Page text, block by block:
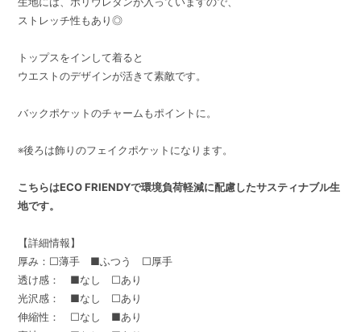
ストレッチ性もあり◎
トップスをインして着ると
ウエストのデザインが活きて素敵です。
バックポケットのチャームもポイントに。
※後ろは飾りのフェイクポケットになります。
こちらはECO FRIENDYで環境負荷軽減に配慮したサスティナブル生
地です。
【詳細情報】
厚み：□薄手 ■ふつう □厚手
透け感： ■なし □あり
光沢感： ■なし □あり
伸縮性： □なし ■あり